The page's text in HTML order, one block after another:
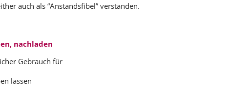
auch als “Anstandsfibel” verstanden.
nachladen
Gebrauch für
lassen